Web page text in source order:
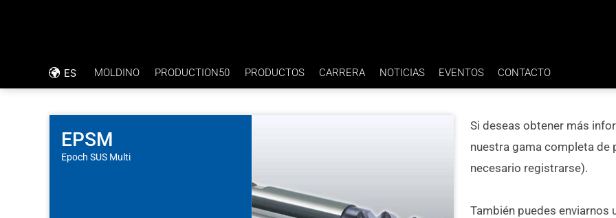
ES MOLDINO
CÓDIGO DE CONDUCTA
RSC
PRODUCTION50 PRODUCTOS CARRERA NOTICIAS EVENTOS CONTACTO
EPSM
Epoch SUS Multi
Si deseas obtener más
nuestra gama completa de
necesario registrarse).
También puedes enviarnos